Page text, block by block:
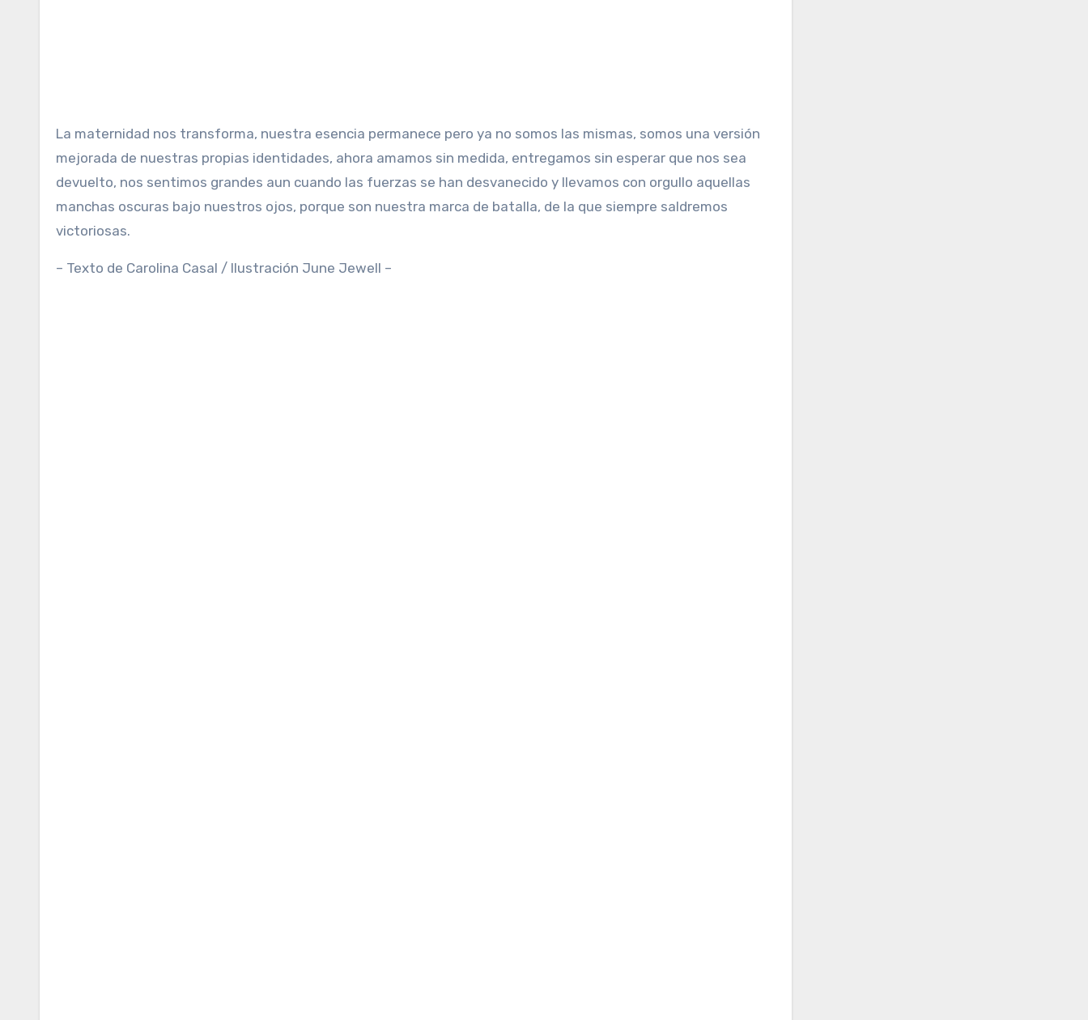
La maternidad nos transforma, nuestra esencia permanece pero ya no somos las mismas, somos una versión
mejorada de nuestras propias identidades, ahora amamos sin medida, entregamos sin esperar que nos sea
devuelto, nos sentimos grandes aun cuando las fuerzas se han desvanecido y llevamos con orgullo aquellas
manchas oscuras bajo nuestros ojos, porque son nuestra marca de batalla, de la que siempre saldremos
victoriosas.
– Texto de Carolina Casal / Ilustración June Jewell –